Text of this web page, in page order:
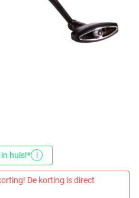
huis!* i
De korting is direct